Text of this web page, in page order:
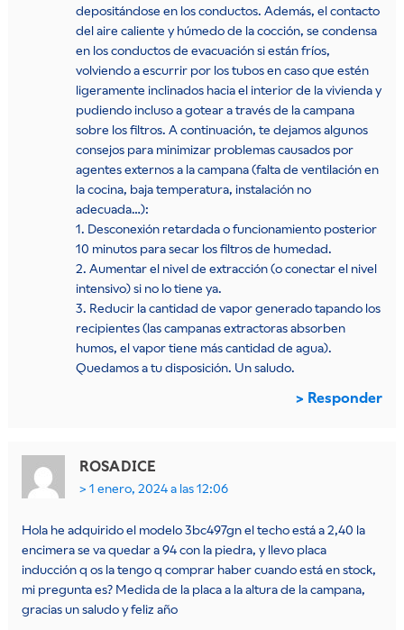
depositándose en los conductos. Además, el contacto
del aire caliente y húmedo de la cocción, se condensa
en los conductos de evacuación si están fríos,
volviendo a escurrir por los tubos en caso que estén
ligeramente inclinados hacia el interior de la vivienda y
pudiendo incluso a gotear a través de la campana
sobre los filtros. A continuación, te dejamos algunos
consejos para minimizar problemas causados por
agentes externos a la campana (falta de ventilación en
la cocina, baja temperatura, instalación no
adecuada…):
1. Desconexión retardada o funcionamiento posterior
10 minutos para secar los filtros de humedad.
2. Aumentar el nivel de extracción (o conectar el nivel
intensivo) si no lo tiene ya.
3. Reducir la cantidad de vapor generado tapando los
recipientes (las campanas extractoras absorben
humos, el vapor tiene más cantidad de agua).
Quedamos a tu disposición. Un saludo.
Responder
ROSA DICE
1 enero, 2024 a las 12:06
Hola he adquirido el modelo 3bc497gn el techo está a 2,40 la
encimera se va quedar a 94 con la piedra, y llevo placa
inducción q os la tengo q comprar haber cuando está en stock,
mi pregunta es? Medida de la placa a la altura de la campana,
gracias un saludo y feliz año